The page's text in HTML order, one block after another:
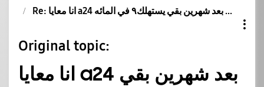
Re: انا معايا a24 بعد شهرين بقي يستهلك٩ في المائه ...
Original topic:
انا معايا a24 بعد شهرين بقي